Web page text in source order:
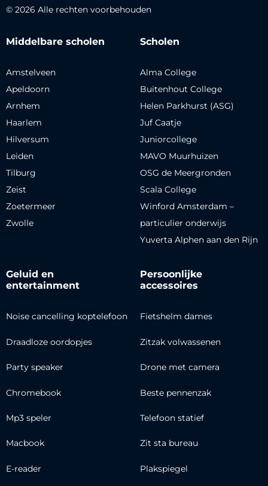
© 2026 Alle rechten voorbehouden
Middelbare scholen
Amstelveen
Apeldoorn
Arnhem
Haarlem
Hilversum
Leiden
Tilburg
Zeist
Zoetermeer
Zwolle
Scholen
Alma College
Buitenhout College
Helen Parkhurst (ASG)
Juf Caatje
Juniorcollege
MAVO Muurhuizen
OSG de Meergronden
Scala College
Winford Amsterdam –
particulier onderwijs
Yuverta Alphen aan den Rijn
Geluid en
entertainment
Noise cancelling koptelefoon
Draadloze oordopjes
Party speaker
Chromebook
Mp3 speler
Macbook
E-reader
Persoonlijke
accessoires
Fietshelm dames
Zitzak volwassenen
Drone met camera
Beste pennenzak
Telefoon statief
Zit sta bureau
Plakspiegel